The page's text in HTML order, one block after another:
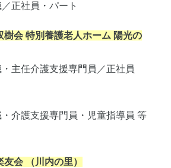
正社員・パート
樹会 特別養護老人ホーム 陽光の
主任介護支援専門員／正社員
介護支援専門員・児童指導員 等
会 （川内の里）